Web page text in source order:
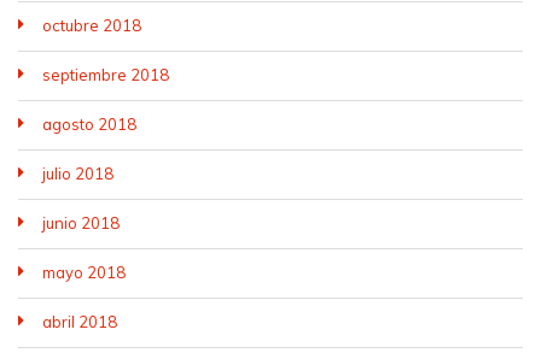
octubre 2018
septiembre 2018
agosto 2018
julio 2018
junio 2018
mayo 2018
abril 2018